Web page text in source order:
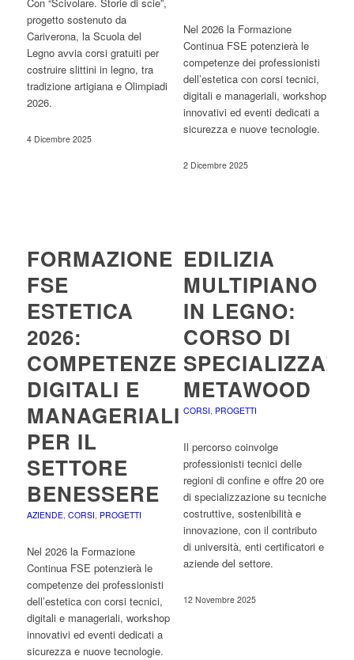
progetto sostenuto da
Cariverona, la Scuola del
Legno avvia corsi gratuiti per
costruire slittini in legno, tra
tradizione artigiana e Olimpiadi
2026.
4 Dicembre 2025
Nel 2026 la Formazione
Continua FSE potenzierà le
competenze dei professionisti
dell’estetica con corsi tecnici,
digitali e manageriali, workshop
innovativi ed eventi dedicati a
sicurezza e nuove tecnologie.
2 Dicembre 2025
FORMAZIONE
FSE
ESTETICA
2026:
COMPETENZE
DIGITALI E
MANAGERIALI
PER IL
SETTORE
BENESSERE
AZIENDE, CORSI, PROGETTI
Nel 2026 la Formazione
Continua FSE potenzierà le
competenze dei professionisti
dell’estetica con corsi tecnici,
digitali e manageriali, workshop
innovativi ed eventi dedicati a
sicurezza e nuove tecnologie.
EDILIZIA
MULTIPIANO
IN LEGNO:
CORSO DI
METAWOOD
CORSI, PROGETTI
Il percorso coinvolge
professionisti tecnici delle
regioni di confine e offre 20 ore
di specializzazione su tecniche
costruttive, sostenibilità e
innovazione, con il contributo
di università, enti certificatori e
aziende del settore.
12 Novembre 2025